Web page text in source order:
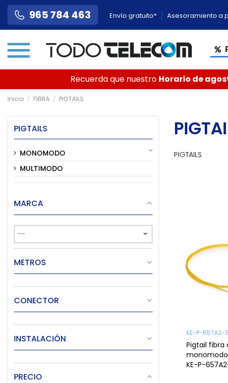
965 784 463 Envío gratuito* Asesoramiento a
Recuerda que nuestro Horario de
Inicio FIBRA PIGTAILS
PIGTAILS
KE-P-657A2-
Pigtail fibra
monomodo
KE-P-
PIGTAILS
MONOMODO
MULTIMODO
MARCA
METROS
CONECTOR
INSTALACIÓN
PRECIO